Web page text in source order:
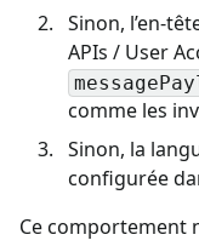
Sinon, l’en-
APIs / User
comme les
Sinon, la
configurée
Ce comportement